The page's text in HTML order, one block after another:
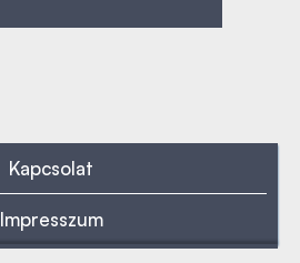
Kapcsolat
Impresszum